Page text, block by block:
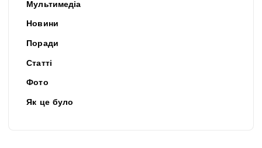
Мультимедіа
Новини
Поради
Статті
Фото
Як це було